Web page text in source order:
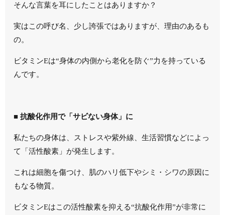
そんな言葉を耳にしたことはありますか？
実はこの呼び名、少し誇張ではありますが、理由のあるも
の。
ビタミンEは“身体の内側から老化を防ぐ”力を持っている
んです。
■ 抗酸化作用で「サビない身体」に
私たちの身体は、ストレスや紫外線、生活習慣などによっ
て「活性酸素」が発生します。
これは細胞を傷つけ、肌のハリ低下やシミ・シワの原因に
もなる物質。
ビタミンEはこの活性酸素を抑える“抗酸化作用”が非常に